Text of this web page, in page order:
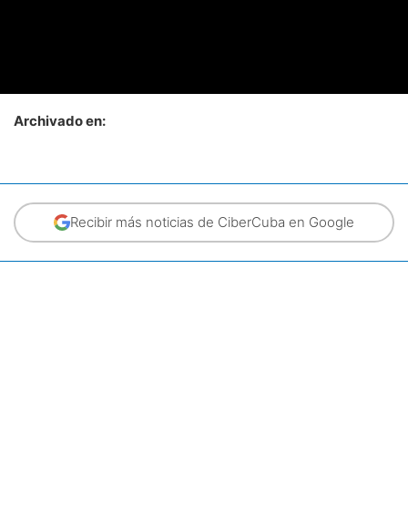
Archivado en:
Recibir más noticias de CiberCuba en Google